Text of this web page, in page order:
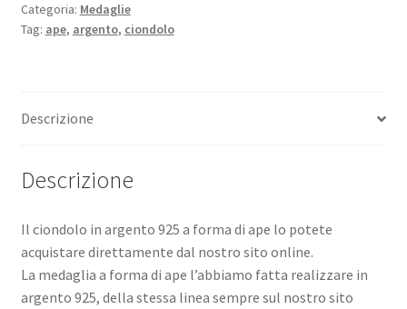
925
quantità
Categoria: Medaglie
Tag: ape, argento, ciondolo
Descrizione
Descrizione
Il ciondolo in argento 925 a forma di ape lo potete
acquistare direttamente dal nostro sito online.
La medaglia a forma di ape l’abbiamo fatta realizzare in
argento 925, della stessa linea sempre sul nostro sito